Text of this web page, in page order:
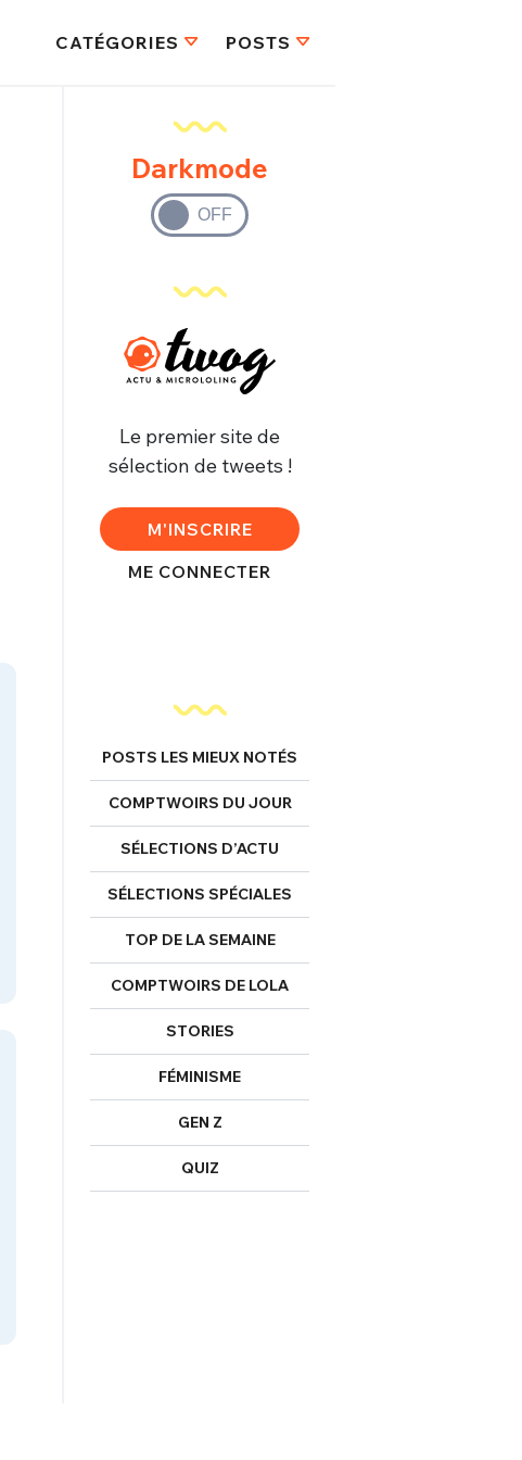
CATÉGORIES POSTS
Darkmode
Le premier site de
sélection de tweets !
M'INSCRIRE
ME CONNECTER
POSTS LES MIEUX NOTÉS
COMPTWOIRS DU JOUR
SÉLECTIONS D’ACTU
SÉLECTIONS SPÉCIALES
TOP DE LA SEMAINE
COMPTWOIRS DE LOLA
STORIES
FÉMINISME
GEN Z
QUIZ
FERMER
Mot de passe perdu ?
Un Thread
C'EST PARTI